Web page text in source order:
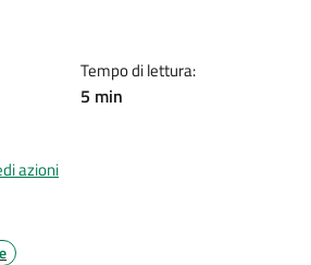
Tempo di lettura:
5 min
azioni